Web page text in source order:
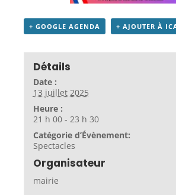
+ GOOGLE AGENDA + AJOUTER À
Détails
Date :
13 juillet 2025
Heure :
21 h 00 - 23 h 30
Catégorie d’Évènement:
Spectacles
Organisateur
mairie